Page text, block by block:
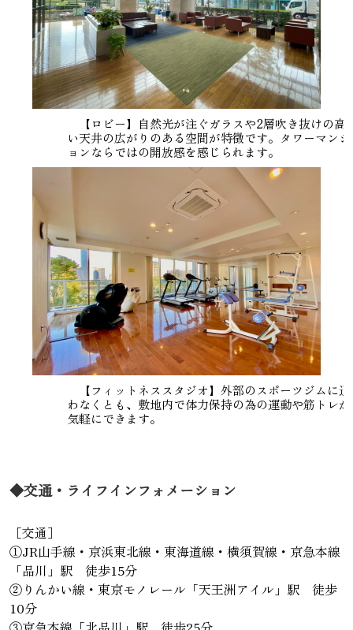
【ロビー】自然光が注ぐガラスや2層吹き抜けの高
い天井の広がりのある空間が特徴です。タワーマンシ
ョンならではの開放感を感じられます。
【フィットネススタジオ】外部のスポーツジムに通
わなくとも、敷地内で体力保持の為の運動や筋トレが
気軽にできます。
◆交通・ライフインフォメーション
［交通］
①JR山手線・京浜東北線・東海道線・横須賀線・京急本線
「品川」駅 徒歩15分
②りんかい線・東京モノレール「天王洲アイル」駅 徒歩
10分